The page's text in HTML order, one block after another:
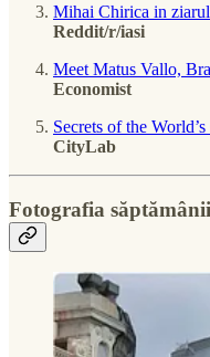
Mihai Chirica in
Reddit/r/iasi
Meet Matus Vallo,
Economist
Secrets of the
CityLab
Fotografia săptămânii